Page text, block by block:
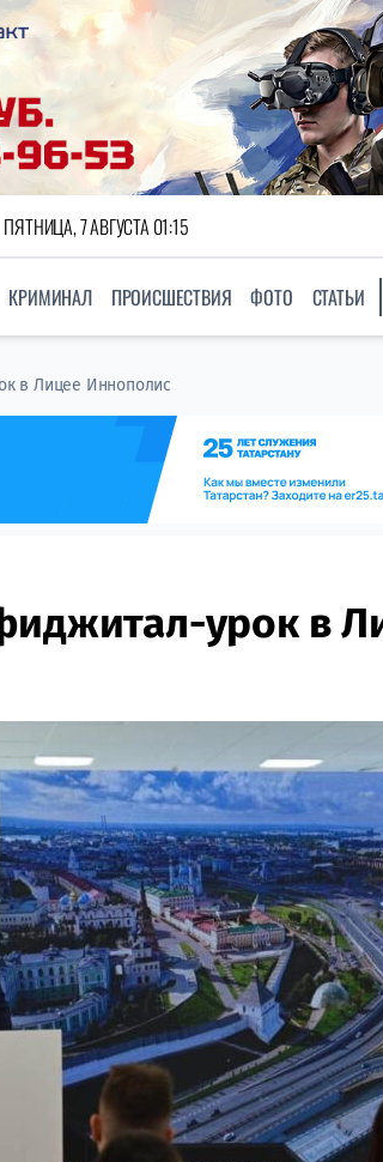
ПЯТНИЦА, 7 АВГУСТА 01:15
КРИМИНАЛ ПРОИСШЕСТВИЯ ФОТО СТАТЬИ
в Лицее Иннополис
урок в